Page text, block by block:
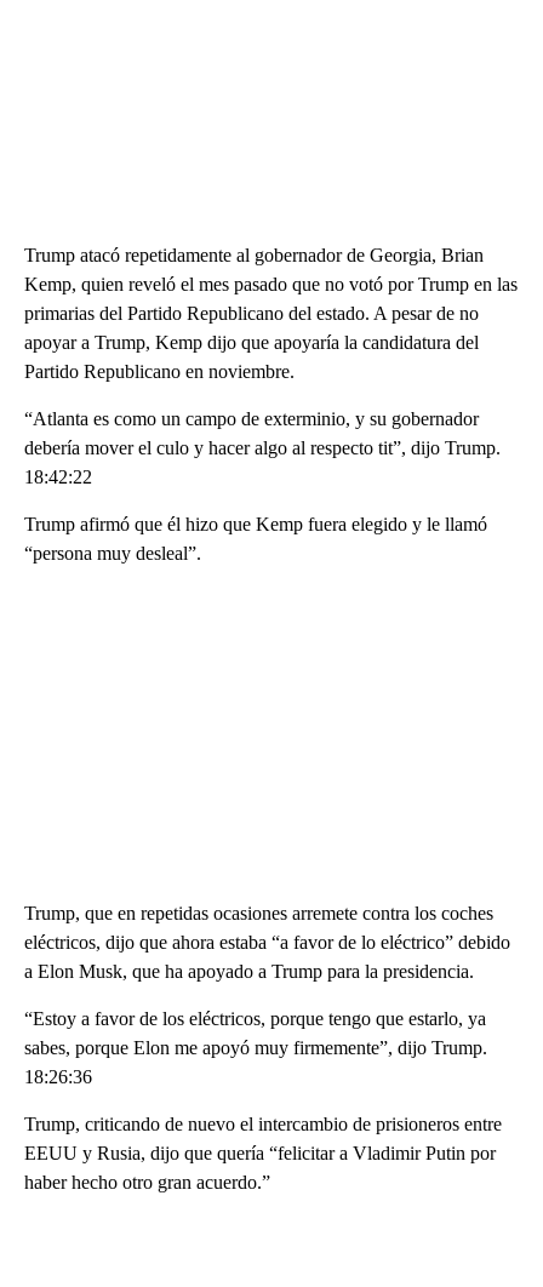
Trump atacó repetidamente al gobernador de Georgia, Brian
Kemp, quien reveló el mes pasado que no votó por Trump en las
primarias del Partido Republicano del estado. A pesar de no
apoyar a Trump, Kemp dijo que apoyaría la candidatura del
Partido Republicano en noviembre.
“Atlanta es como un campo de exterminio, y su gobernador
debería mover el culo y hacer algo al respecto tit”, dijo Trump.
18:42:22
Trump afirmó que él hizo que Kemp fuera elegido y le llamó
“persona muy desleal”.
Trump, que en repetidas ocasiones arremete contra los coches
eléctricos, dijo que ahora estaba “a favor de lo eléctrico” debido
a Elon Musk, que ha apoyado a Trump para la presidencia.
“Estoy a favor de los eléctricos, porque tengo que estarlo, ya
sabes, porque Elon me apoyó muy firmemente”, dijo Trump.
18:26:36
Trump, criticando de nuevo el intercambio de prisioneros entre
EEUU y Rusia, dijo que quería “felicitar a Vladimir Putin por
haber hecho otro gran acuerdo.”